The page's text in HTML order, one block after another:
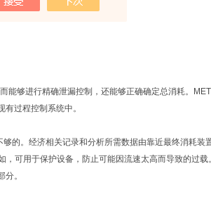
够进行精确泄漏控制，还能够正确确定总消耗。
过程控制系统中。
。经济相关记录和分析所需数据由靠近最终消耗装
可用于保护设备，防止可能因流速太高而导致的过载
。